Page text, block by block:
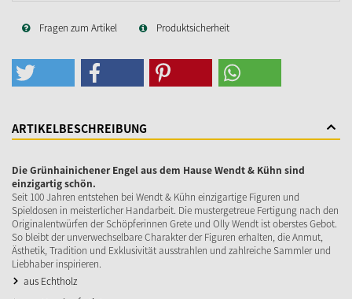
Fragen zum Artikel Produktsicherheit
ARTIKELBESCHREIBUNG
Die Grünhainichener Engel aus dem Hause Wendt & Kühn sind
einzigartig schön.
Seit 100 Jahren entstehen bei Wendt & Kühn einzigartige Figuren und
Spieldosen in meisterlicher Handarbeit. Die mustergetreue Fertigung nach den
Originalentwürfen der Schöpferinnen Grete und Olly Wendt ist oberstes Gebot.
So bleibt der unverwechselbare Charakter der Figuren erhalten, die Anmut,
Ästhetik, Tradition und Exklusivität ausstrahlen und zahlreiche Sammler und
Liebhaber inspirieren.
aus Echtholz